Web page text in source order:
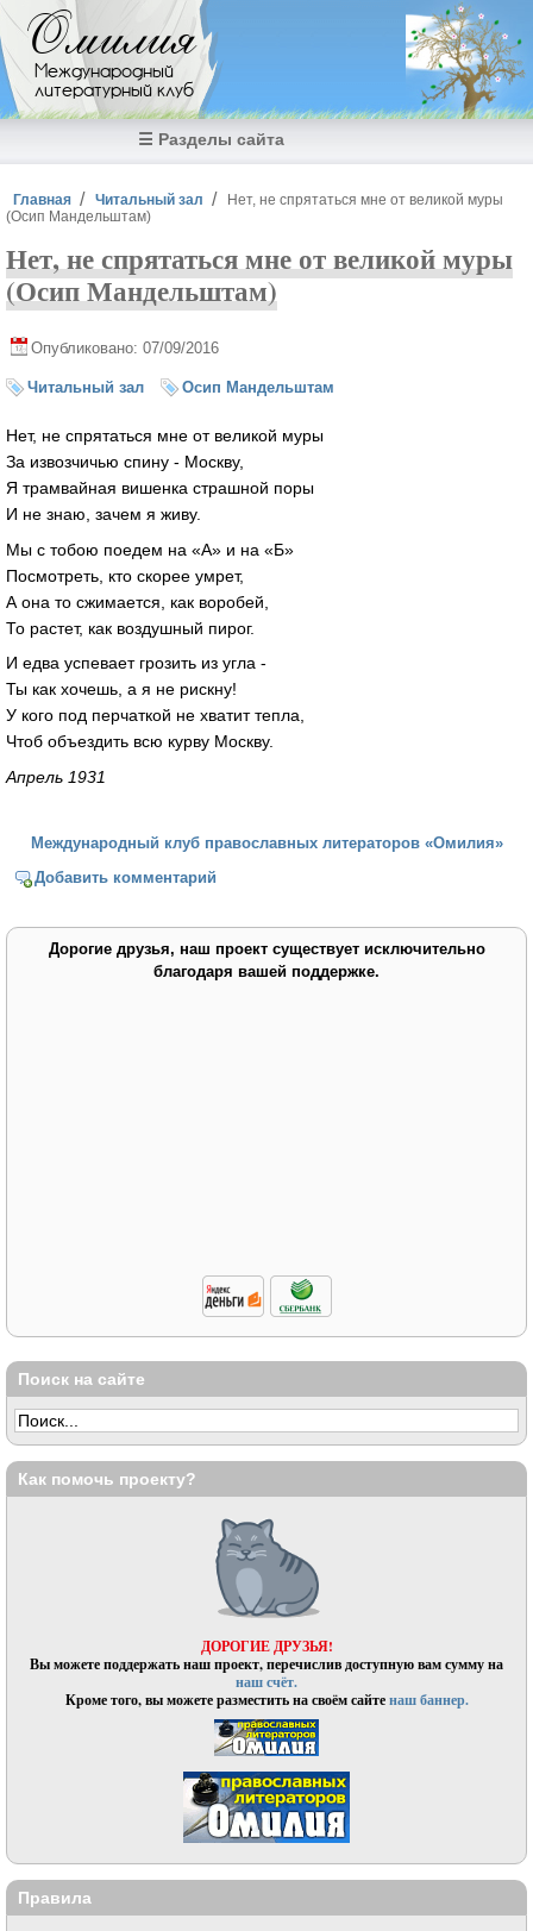
Перейти к основному содержанию
Омилия
Международный
литературный клуб
☰ Разделы сайта
Вы здесь
Главная Читальный зал
Нет, не спрятаться мне от великой муры
(Осип Мандельштам)
Нет, не спрятаться мне от великой муры
(Осип Мандельштам)
Опубликовано: 07/09/2016
Читальный зал Осип Мандельштам
Нет, не спрятаться мне от великой муры
За извозчичью спину - Москву,
Я трамвайная вишенка страшной поры
И не знаю, зачем я живу.
Мы с тобою поедем на «А» и на «Б»
Посмотреть, кто скорее умрет,
А она то сжимается, как воробей,
То растет, как воздушный пирог.
И едва успевает грозить из угла -
Ты как хочешь, а я не рискну!
У кого под перчаткой не хватит тепла,
Чтоб объездить всю курву Москву.
Апрель 1931
Международный клуб православных литераторов «Омилия»
Добавить комментарий
Дорогие друзья, наш проект существует исключительно
благодаря вашей поддержке.
Поиск на сайте
Как помочь проекту?
ДОРОГИЕ ДРУЗЬЯ!
Вы можете поддержать наш проект, перечислив доступную вам сумму на
наш счёт.
Кроме того, вы можете разместить на своём сайтенаш баннер.
Правила